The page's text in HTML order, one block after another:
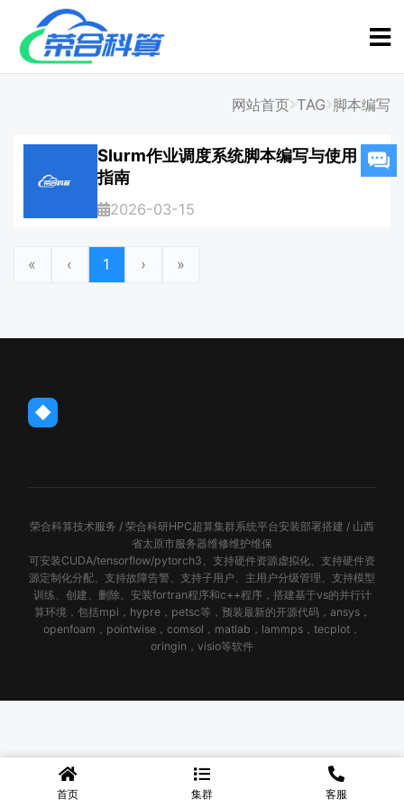
网站首页 TAG 脚本编写
Slurm作业调度系统脚本编写与使用
指南
2026-03-15
« ‹ 1 › »
◆
荣合科算技术服务 / 荣合科研HPC超算集群系统平台安装部署搭建 / 山西
省太原市服务器维修维护维保
可安装CUDA/tensorflow/pytorch3、支持硬件资源虚拟化、支持硬件资
源定制化分配、支持故障告警、支持子用户、主用户分级管理、支持模型
训练、创建、删除。安装fortran程序和c++程序，搭建基于vs的并行计
算环境，包括mpi，hypre，petsc等，预装最新的开源代码，ansys，
openfoam，pointwise，comsol，matlab，lammps，tecplot，
oringin，visio等软件
首页 集群 客服